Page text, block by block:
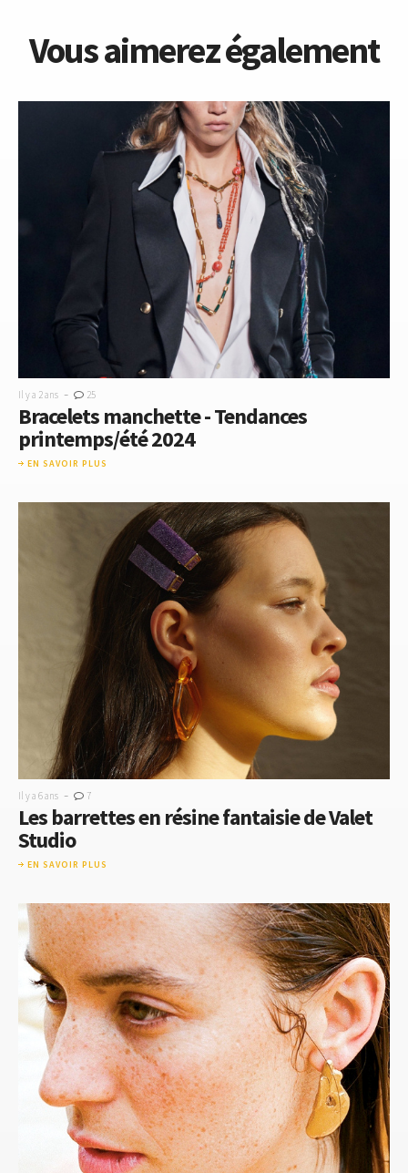
Vous aimerez également
Il y a 2 ans - 25
Bracelets manchette - Tendances
printemps/été 2024
EN SAVOIR PLUS
Il y a 6 ans - 7
Les barrettes en résine fantaisie de Valet
Studio
EN SAVOIR PLUS